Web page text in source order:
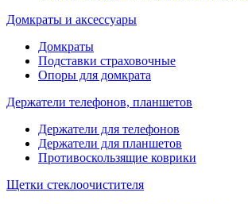
Домкраты и аксессуары
Домкраты
Подставки страховочные
Опоры для домкрата
Держатели телефонов, планшетов
Держатели для телефонов
Держатели для планшетов
Противоскользящие коврики
Щетки стеклоочистителя